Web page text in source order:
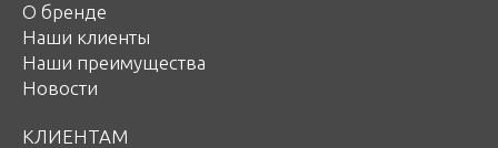
О бренде
Наши клиенты
Наши преимущества
Новости
КЛИЕНТАМ